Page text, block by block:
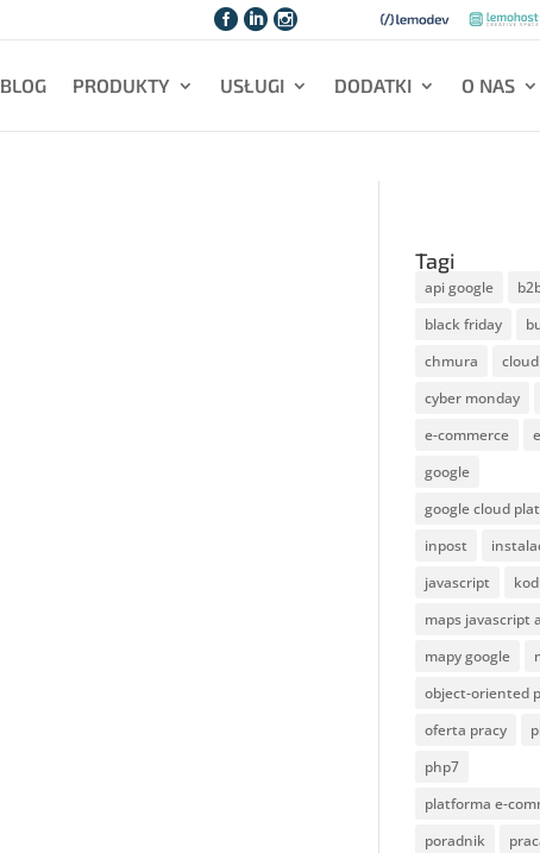
  
BLOG PRODUKTY USŁUGI DODATKI O NAS
Tagi
api google
black friday
chmura
cloud
cyber monday
e-commerce
google
google cloud
inpost
javascript
kod
maps javascript
mapy google
object-oriented
oferta pracy
php7
platforma e-
poradnik